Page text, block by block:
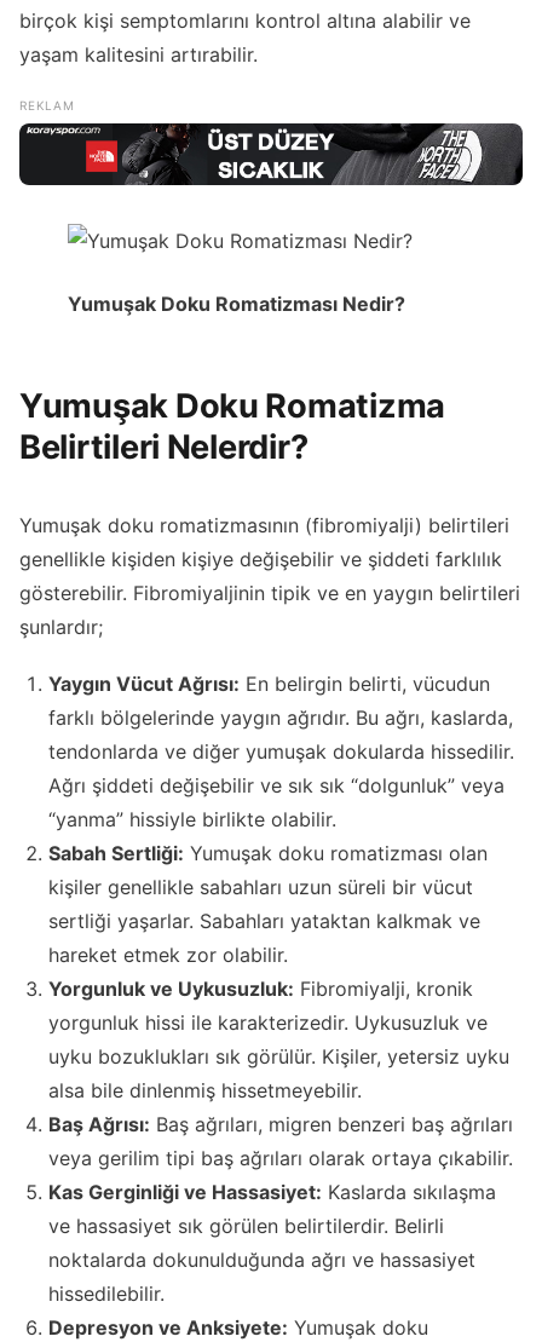
birçok kişi semptomlarını kontrol altına alabilir ve
yaşam kalitesini artırabilir.
Yumuşak Doku Romatizması Nedir?
Yumuşak Doku Romatizma
Belirtileri Nelerdir?
Yumuşak doku romatizmasının (fibromiyalji) belirtileri
genellikle kişiden kişiye değişebilir ve şiddeti farklılık
gösterebilir. Fibromiyaljinin tipik ve en yaygın belirtileri
şunlardır;
Yaygın Vücut Ağrısı: En belirgin belirti, vücudun
farklı bölgelerinde yaygın ağrıdır. Bu ağrı, kaslarda,
tendonlarda ve diğer yumuşak dokularda hissedilir.
Ağrı şiddeti değişebilir ve sık sık “dolgunluk” veya
“yanma” hissiyle birlikte olabilir.
Sabah Sertliği: Yumuşak doku romatizması olan
kişiler genellikle sabahları uzun süreli bir vücut
sertliği yaşarlar. Sabahları yataktan kalkmak ve
hareket etmek zor olabilir.
Yorgunluk ve Uykusuzluk: Fibromiyalji, kronik
yorgunluk hissi ile karakterizedir. Uykusuzluk ve
uyku bozuklukları sık görülür. Kişiler, yetersiz uyku
alsa bile dinlenmiş hissetmeyebilir.
Baş Ağrısı: Baş ağrıları, migren benzeri baş ağrıları
veya gerilim tipi baş ağrıları olarak ortaya çıkabilir.
Kas Gerginliği ve Hassasiyet: Kaslarda sıkılaşma
ve hassasiyet sık görülen belirtilerdir. Belirli
noktalarda dokunulduğunda ağrı ve hassasiyet
hissedilebilir.
Depresyon ve Anksiyete: Yumuşak doku